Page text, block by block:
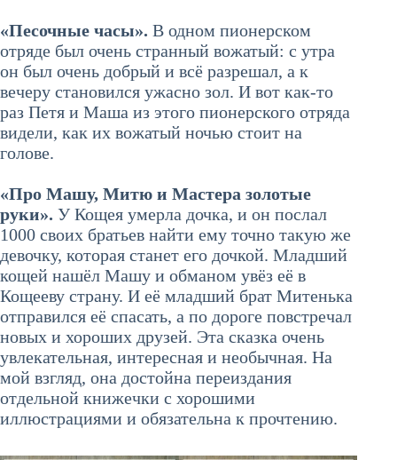
«Песочные часы». В одном пионерском
отряде был очень странный вожатый: с утра
он был очень добрый и всё разрешал, а к
вечеру становился ужасно зол. И вот как-то
раз Петя и Маша из этого пионерского отряда
видели, как их вожатый ночью стоит на
голове.
«Про Машу, Митю и Мастера золотые
руки». У Кощея умерла дочка, и он послал
1000 своих братьев найти ему точно такую же
девочку, которая станет его дочкой. Младший
кощей нашёл Машу и обманом увёз её в
Кощееву страну. И её младший брат Митенька
отправился её спасать, а по дороге повстречал
новых и хороших друзей. Эта сказка очень
увлекательная, интересная и необычная. На
мой взгляд, она достойна переиздания
отдельной книжечки с хорошими
иллюстрациями и обязательна к прочтению.